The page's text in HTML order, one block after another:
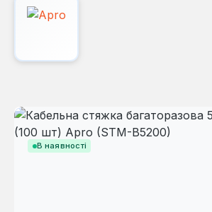
В наявності
Пропустити галерею зображень